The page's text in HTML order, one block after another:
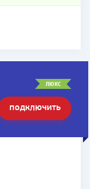
ЛЮКС
ПОДКЛЮЧИТЬ